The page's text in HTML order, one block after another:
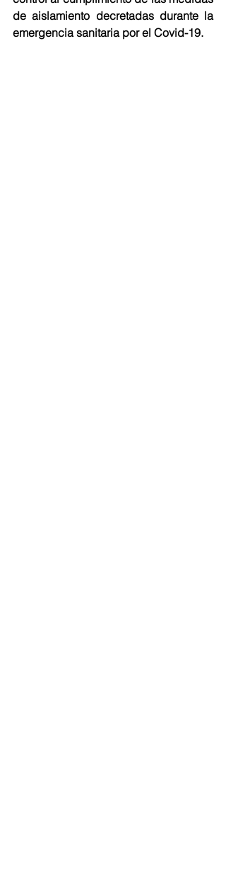
de aislamiento decretadas durante la
emergencia sanitaria por el Covid-19.